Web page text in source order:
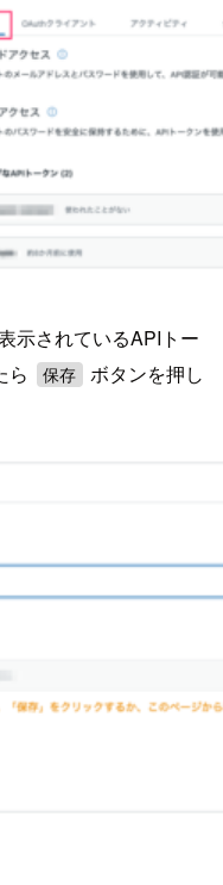
示されているAPIトー
ら
保存
ボタンを押し